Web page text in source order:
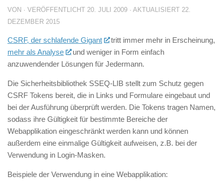
VON · VERÖFFENTLICHT 20. JULI 2009 · AKTUALISIERT 22.
DEZEMBER 2015
CSRF, der schlafende Gigant
tritt immer mehr in Erscheinung,
mehr als Analyse
und weniger in Form einfach
anzuwendender Lösungen für Jedermann.
Die Sicherheitsbibliothek SSEQ-LIB stellt zum Schutz gegen
CSRF Tokens bereit, die in Links und Formulare eingebaut und
bei der Ausführung überprüft werden. Die Tokens tragen Namen,
sodass ihre Gültigkeit für bestimmte Bereiche der
Webapplikation eingeschränkt werden kann und können
außerdem eine einmalige Gültigkeit aufweisen, z.B. bei der
Verwendung in Login-Masken.
Beispiele der Verwendung in eine Webapplikation: